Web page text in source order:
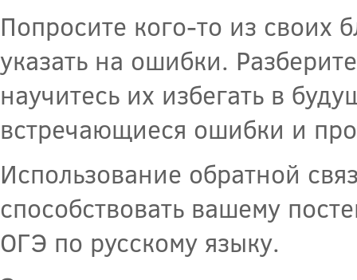
Попросите кого-то из своих
указать на ошибки.
научитесь их избегать в
встречающиеся ошибки и
Использование обратной
способствовать вашему
ОГЭ по русскому языку.